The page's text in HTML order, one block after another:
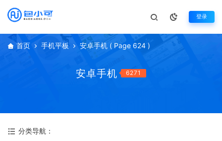
登录
首页 手机平板 安卓手机 ( Page 624 )
安卓手机 6271
分类导航：